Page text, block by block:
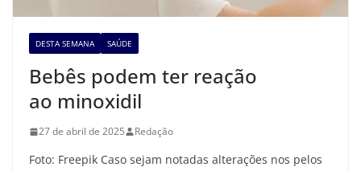
DESTA SEMANA SAÚDE
Bebês podem ter reação
ao minoxidil
27 de abril de 2025 Redação
Foto: Freepik Caso sejam notadas alterações nos pelos